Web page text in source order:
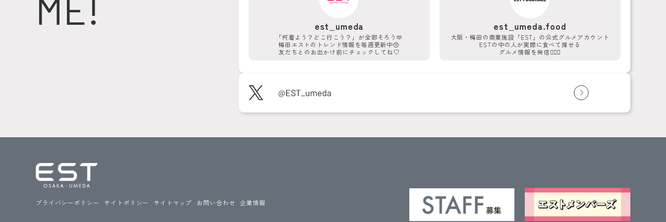
ME! est_umeda
「何着よう？どこ行こう？」が全部そろう🫶
梅田エストのトレンド情報を毎週更新中😚
友だちとのお出かけ前にチェックしてね♡
est_umeda.food
大阪・梅田の商業施設「EST」の公式グルメアカウント
ESTの中の人が実際に食べて推せる
グルメ情報を発信💁‍♀️✨
プライバシーポリシー サイトポリシー サイトマップ お問い合わせ 企業情報